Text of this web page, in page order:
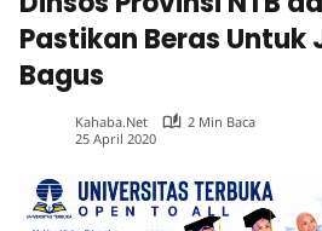
Pastikan Beras Untuk
Bagus
Kahaba.net
2 Min Baca
25 April 2020